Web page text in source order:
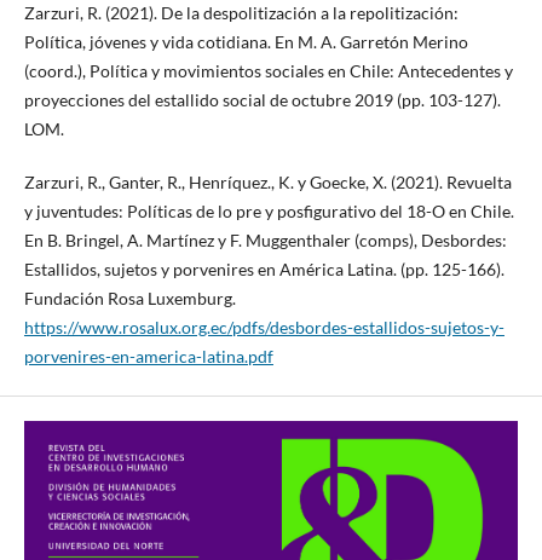
Zarzuri, R. (2021). De la despolitización a la repolitización:
Política, jóvenes y vida cotidiana. En M. A. Garretón Merino
(coord.), Política y movimientos sociales en Chile: Antecedentes y
proyecciones del estallido social de octubre 2019 (pp. 103-127).
LOM.
Zarzuri, R., Ganter, R., Henríquez., K. y Goecke, X. (2021). Revuelta
y juventudes: Políticas de lo pre y posfigurativo del 18-O en Chile.
En B. Bringel, A. Martínez y F. Muggenthaler (comps), Desbordes:
Estallidos, sujetos y porvenires en América Latina. (pp. 125-166).
Fundación Rosa Luxemburg.
https://www.rosalux.org.ec/pdfs/desbordes-estallidos-sujetos-y-
porvenires-en-america-latina.pdf